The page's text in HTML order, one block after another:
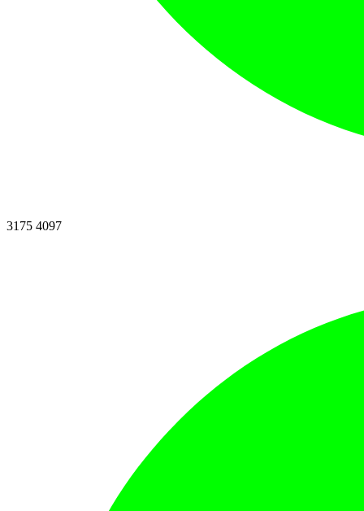
3175 4097